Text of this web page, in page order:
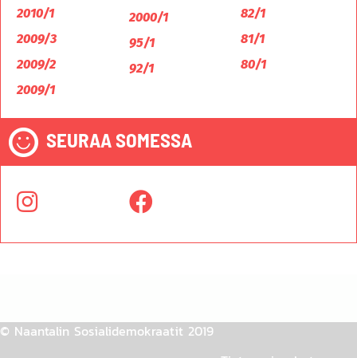
2010/1
2009/3
2009/2
2009/1
2000/1
95/1
92/1
82/1
81/1
80/1
SEURAA SOMESSA
© Naantalin Sosialidemokraatit 2019